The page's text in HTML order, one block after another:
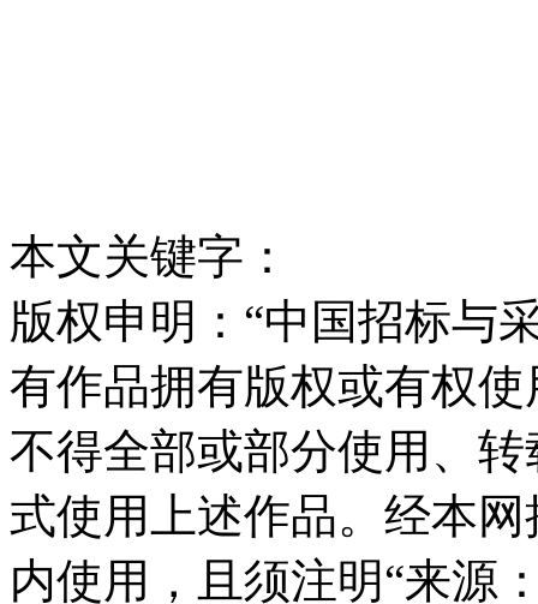
本文关键字：
版权申明：“中国招标与
有作品拥有版权或有权
不得全部或部分使用、
式使用上述作品。经本
内使用，且须注明“来源